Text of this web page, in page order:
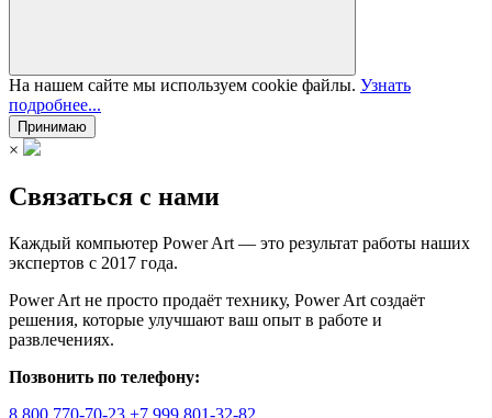
На нашем сайте мы используем cookie файлы. Узнать
подробнее...
Принимаю
×
Связаться с нами
Каждый компьютер Power Art — это результат работы наших
экспертов с 2017 года.
Power Art не просто продаёт технику, Power Art создаёт
решения, которые улучшают ваш опыт в работе и
развлечениях.
Позвонить по телефону:
8 800 770-70-23 +7 999 801-32-82